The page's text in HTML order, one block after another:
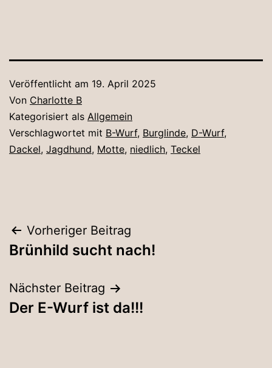
Veröffentlicht am 19. April 2025
Von Charlotte B
Kategorisiert als Allgemein
Verschlagwortet mit B-Wurf, Burglinde, D-Wurf,
Dackel, Jagdhund, Motte, niedlich, Teckel
Beitragsnavigation
Vorheriger Beitrag
Brünhild sucht nach!
Nächster Beitrag
Der E-Wurf ist da!!!